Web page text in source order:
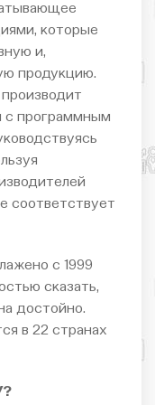
которые
и,
продукцию.
с программным
соответствует
с 1999
сказать,
достойно.
в 22 странах